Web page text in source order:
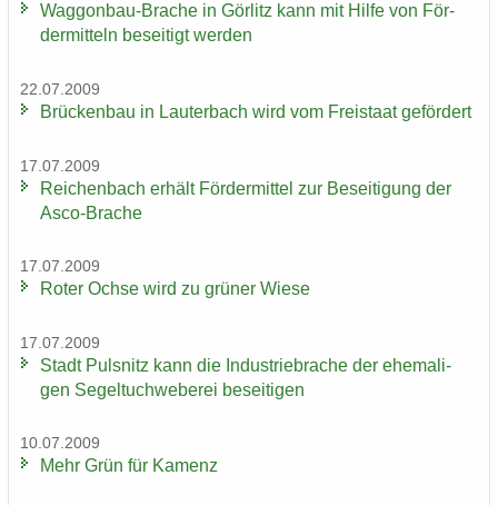
Waggonbau-​Brache in Gör­litz kann mit Hilfe von För­
der­mit­teln be­sei­tigt wer­den
22.07.2009
Brü­cken­bau in Lau­ter­bach wird vom Frei­staat ge­för­dert
17.07.2009
Rei­chen­bach er­hält För­der­mit­tel zur Be­sei­ti­gung der
Asco-​Brache
17.07.2009
Roter Ochse wird zu grü­ner Wiese
17.07.2009
Stadt Puls­nitz kann die In­dus­trie­bra­che der ehe­ma­li­
gen Se­gel­tuch­we­be­rei be­sei­ti­gen
10.07.2009
Mehr Grün für Ka­menz